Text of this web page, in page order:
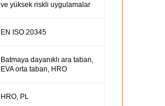
ve yüksek riskli uygulamalar
EN ISO 20345
Batmaya dayanıklı ara taban,
EVA orta taban, HRO
HRO, PL